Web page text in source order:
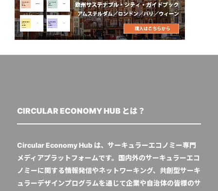
CIRCULAR ECONOMY HUB とは？
Circular Economy Hub は、サーキュラーエコノミー専門
メディアプラットフォームです。国内外のサーキュラーエコ
ノミーに関する情報発信やネットワーキング、共創型サーキ
ュラーデザインプログラムを通じて企業や自治体の皆様のサ